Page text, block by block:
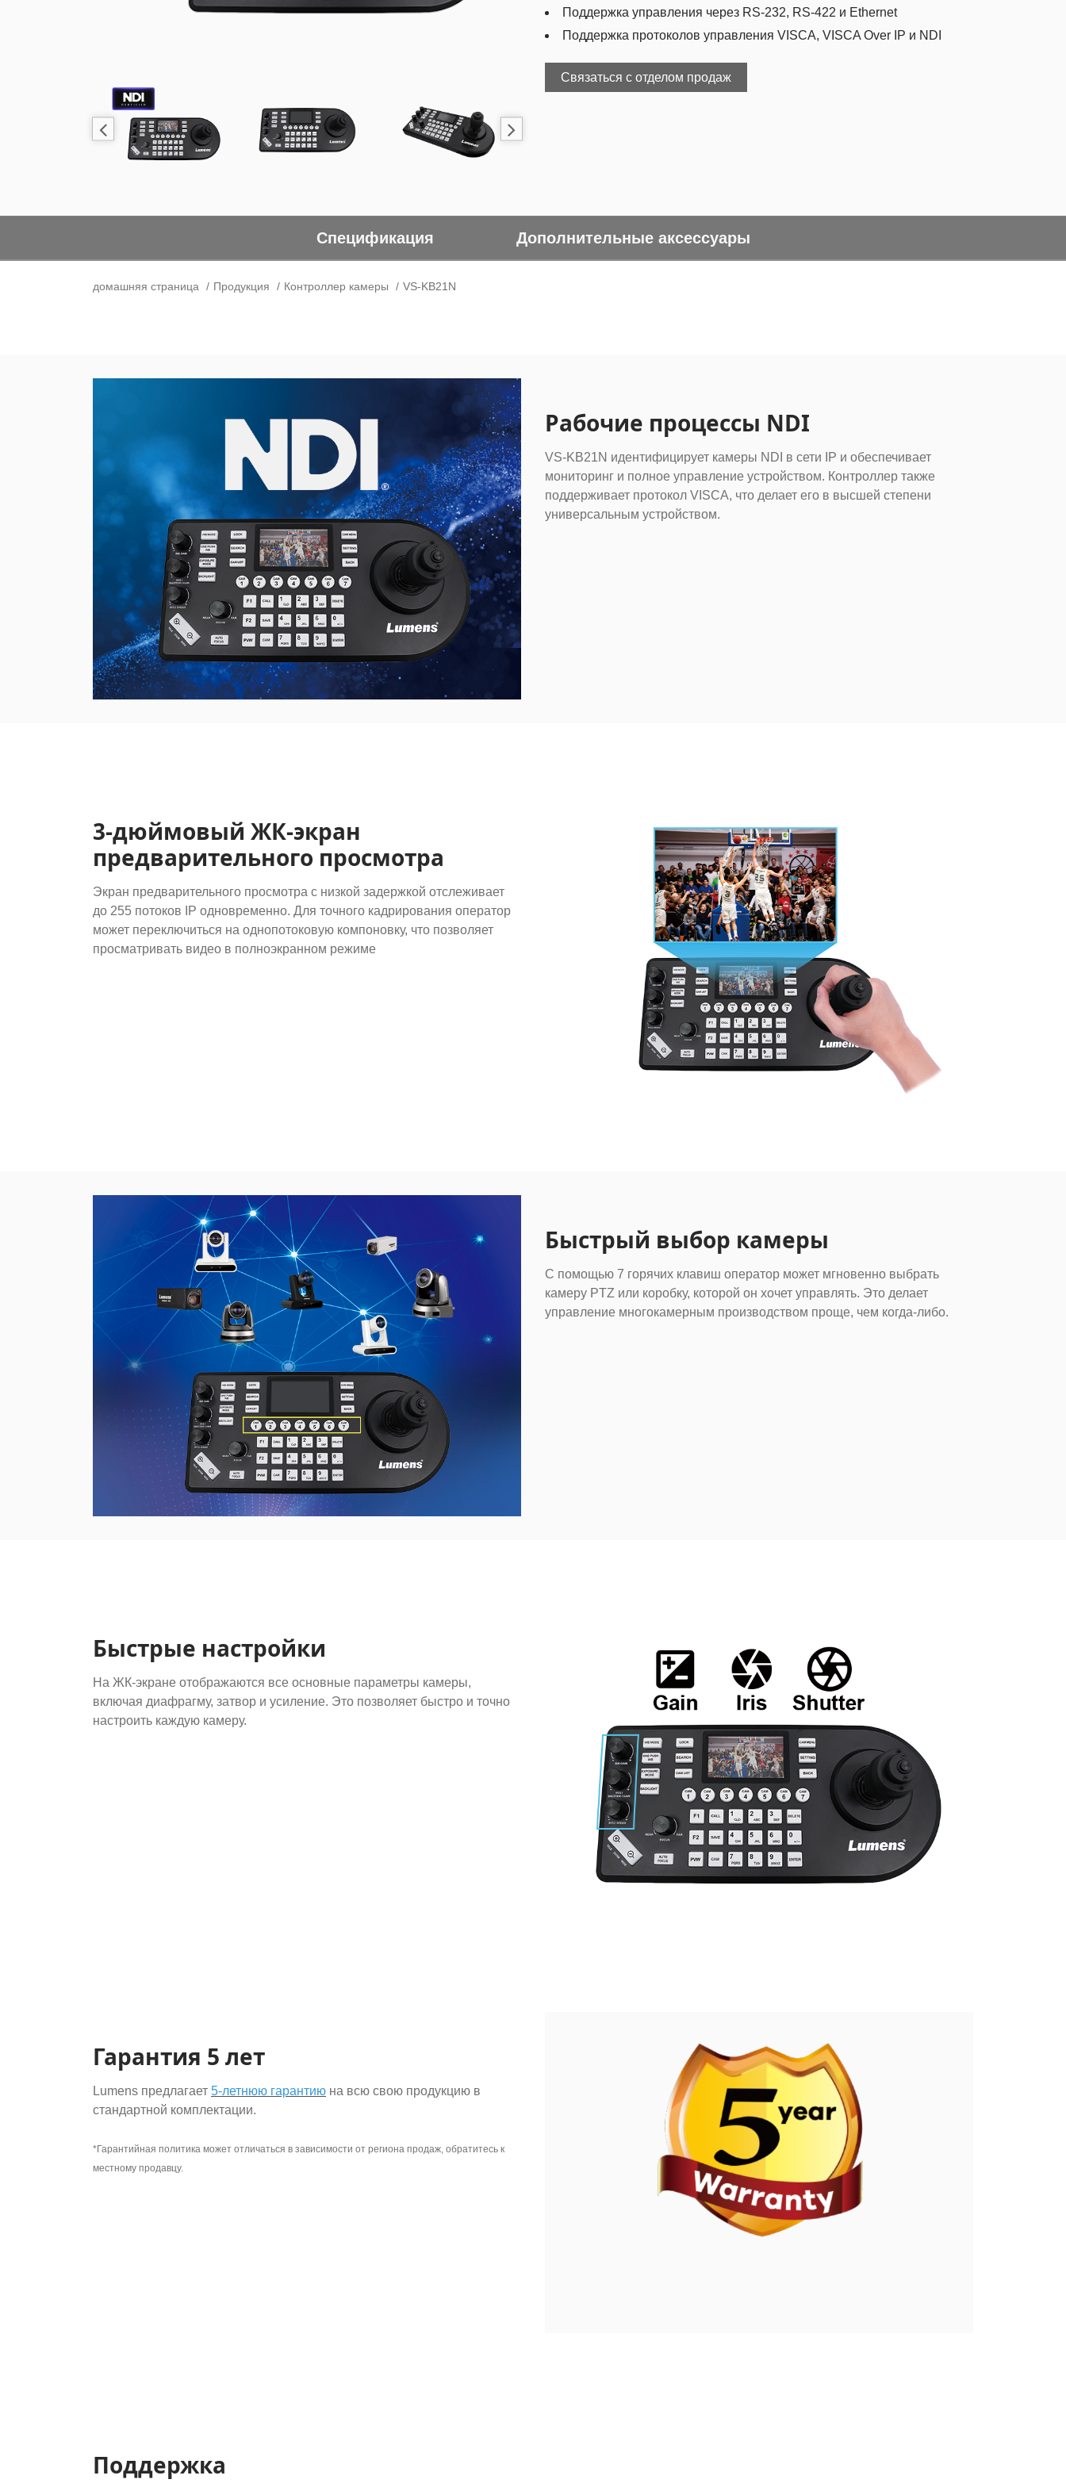
Поддержка управления через RS-232, RS-422 и Ethernet
Поддержка протоколов управления VISCA, VISCA Over IP и NDI
Связаться с отделом продаж
Спецификация Дополнительные аксессуары
домашняя страница Продукция Контроллер камеры VS-KB21N
Рабочие процессы NDI
VS-KB21N идентифицирует камеры NDI в сети IP и обеспечивает
мониторинг и полное управление устройством. Контроллер также
поддерживает протокол VISCA, что делает его в высшей степени
универсальным устройством.
3-дюймовый ЖК-экран
предварительного просмотра
Экран предварительного просмотра с низкой задержкой отслеживает
до 255 потоков IP одновременно. Для точного кадрирования оператор
может переключиться на однопотоковую компоновку, что позволяет
просматривать видео в полноэкранном режиме
Быстрый выбор камеры
С помощью 7 горячих клавиш оператор может мгновенно выбрать
камеру PTZ или коробку, которой он хочет управлять. Это делает
управление многокамерным производством проще, чем когда-либо.
Быстрые настройки
На ЖК-экране отображаются все основные параметры камеры,
включая диафрагму, затвор и усиление. Это позволяет быстро и точно
настроить каждую камеру.
Гарантия 5 лет
Lumens предлагает 5-летнюю гарантию на всю свою продукцию в
стандартной комплектации.
*Гарантийная политика может отличаться в зависимости от региона продаж, обратитесь к
местному продавцу.
Поддержка